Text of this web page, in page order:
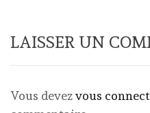
LAISSER UN
Vous devezvous